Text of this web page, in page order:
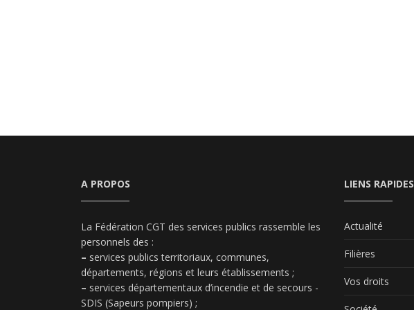
A PROPOS
La Fédération CGT des services publics rassemble les
personnels des :
– services publics territoriaux, communes,
départements, régions et leurs établissements ;
– services départementaux d’incendie et de secours -
SDIS (Sapeurs pompiers) ;
LIENS RAPIDES
Actualité
Filières
Vos droits